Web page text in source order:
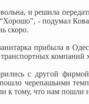
и решила
- подумал
скоро.
прибыла в
компаний
с другой
черепашьими
к тому, что нам пошли